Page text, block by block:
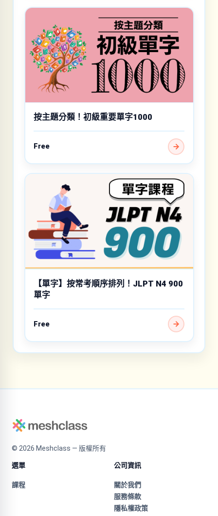
按主題分類！初級重要單字1000
Free
【單字】按常考順序排列！JLPT N4 900
單字
Free
© 2026 Meshclass — 版權所有
選單
課程
公司資訊
關於我們
服務條款
隱私權政策